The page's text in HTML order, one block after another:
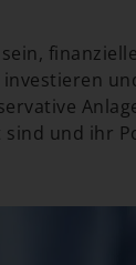
sind und ihr